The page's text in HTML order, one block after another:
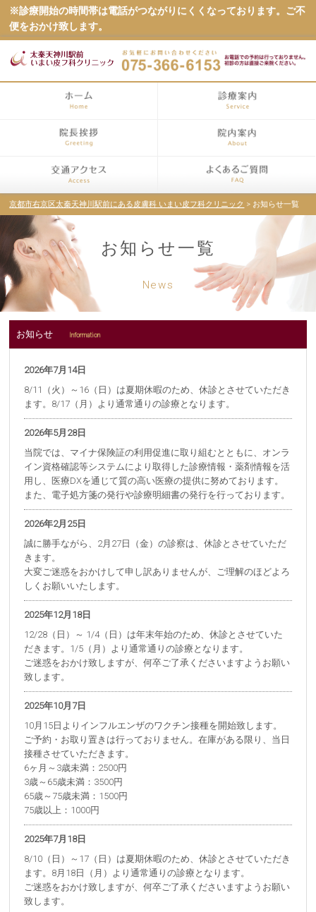
※診療開始の時間帯は電話がつながりにくくなっております。ご不
便をおかけ致します。
京都市右京区太秦天神川駅前にある皮膚科 いまい皮フ科クリニック > お知らせ一覧
お知らせ一覧
News
お知らせ Information
2026年7月14日
8/11（火）～16（日）は夏期休暇のため、休診とさせていただき
ます。8/17（月）より通常通りの診療となります。
2026年5月28日
当院では、マイナ保険証の利用促進に取り組むとともに、オンラ
イン資格確認等システムにより取得した診療情報・薬剤情報を活
用し、医療DXを通じて質の高い医療の提供に努めております。
また、電子処方箋の発行や診療明細書の発行を行っております。
2026年2月25日
誠に勝手ながら、2月27日（金）の診察は、休診とさせていただ
きます。
大変ご迷惑をおかけして申し訳ありませんが、ご理解のほどよろ
しくお願いいたします。
2025年12月18日
12/28（日）～ 1/4（日）は年末年始のため、休診とさせていた
だきます。1/5（月）より通常通りの診療となります。
ご迷惑をおかけ致しますが、何卒ご了承くださいますようお願い
致します。
2025年10月7日
10月15日よりインフルエンザのワクチン接種を開始致します。
ご予約・お取り置きは行っておりません。在庫がある限り、当日
接種させていただきます。
6ヶ月～3歳未満：2500円
3歳～65歳未満：3500円
65歳～75歳未満：1500円
75歳以上：1000円
2025年7月18日
8/10（日）～17（日）は夏期休暇のため、休診とさせていただき
ます。8月18日（月）より通常通りの診療となります。
ご迷惑をおかけ致しますが、何卒ご了承くださいますようお願い
致します。